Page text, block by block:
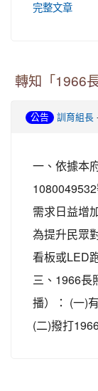
完整文章
轉知「1966
公告 訓育組長
一、依據本
需求日益增
為提升民眾
看板或LED
三、1966長
播）： (一)
(二)撥打